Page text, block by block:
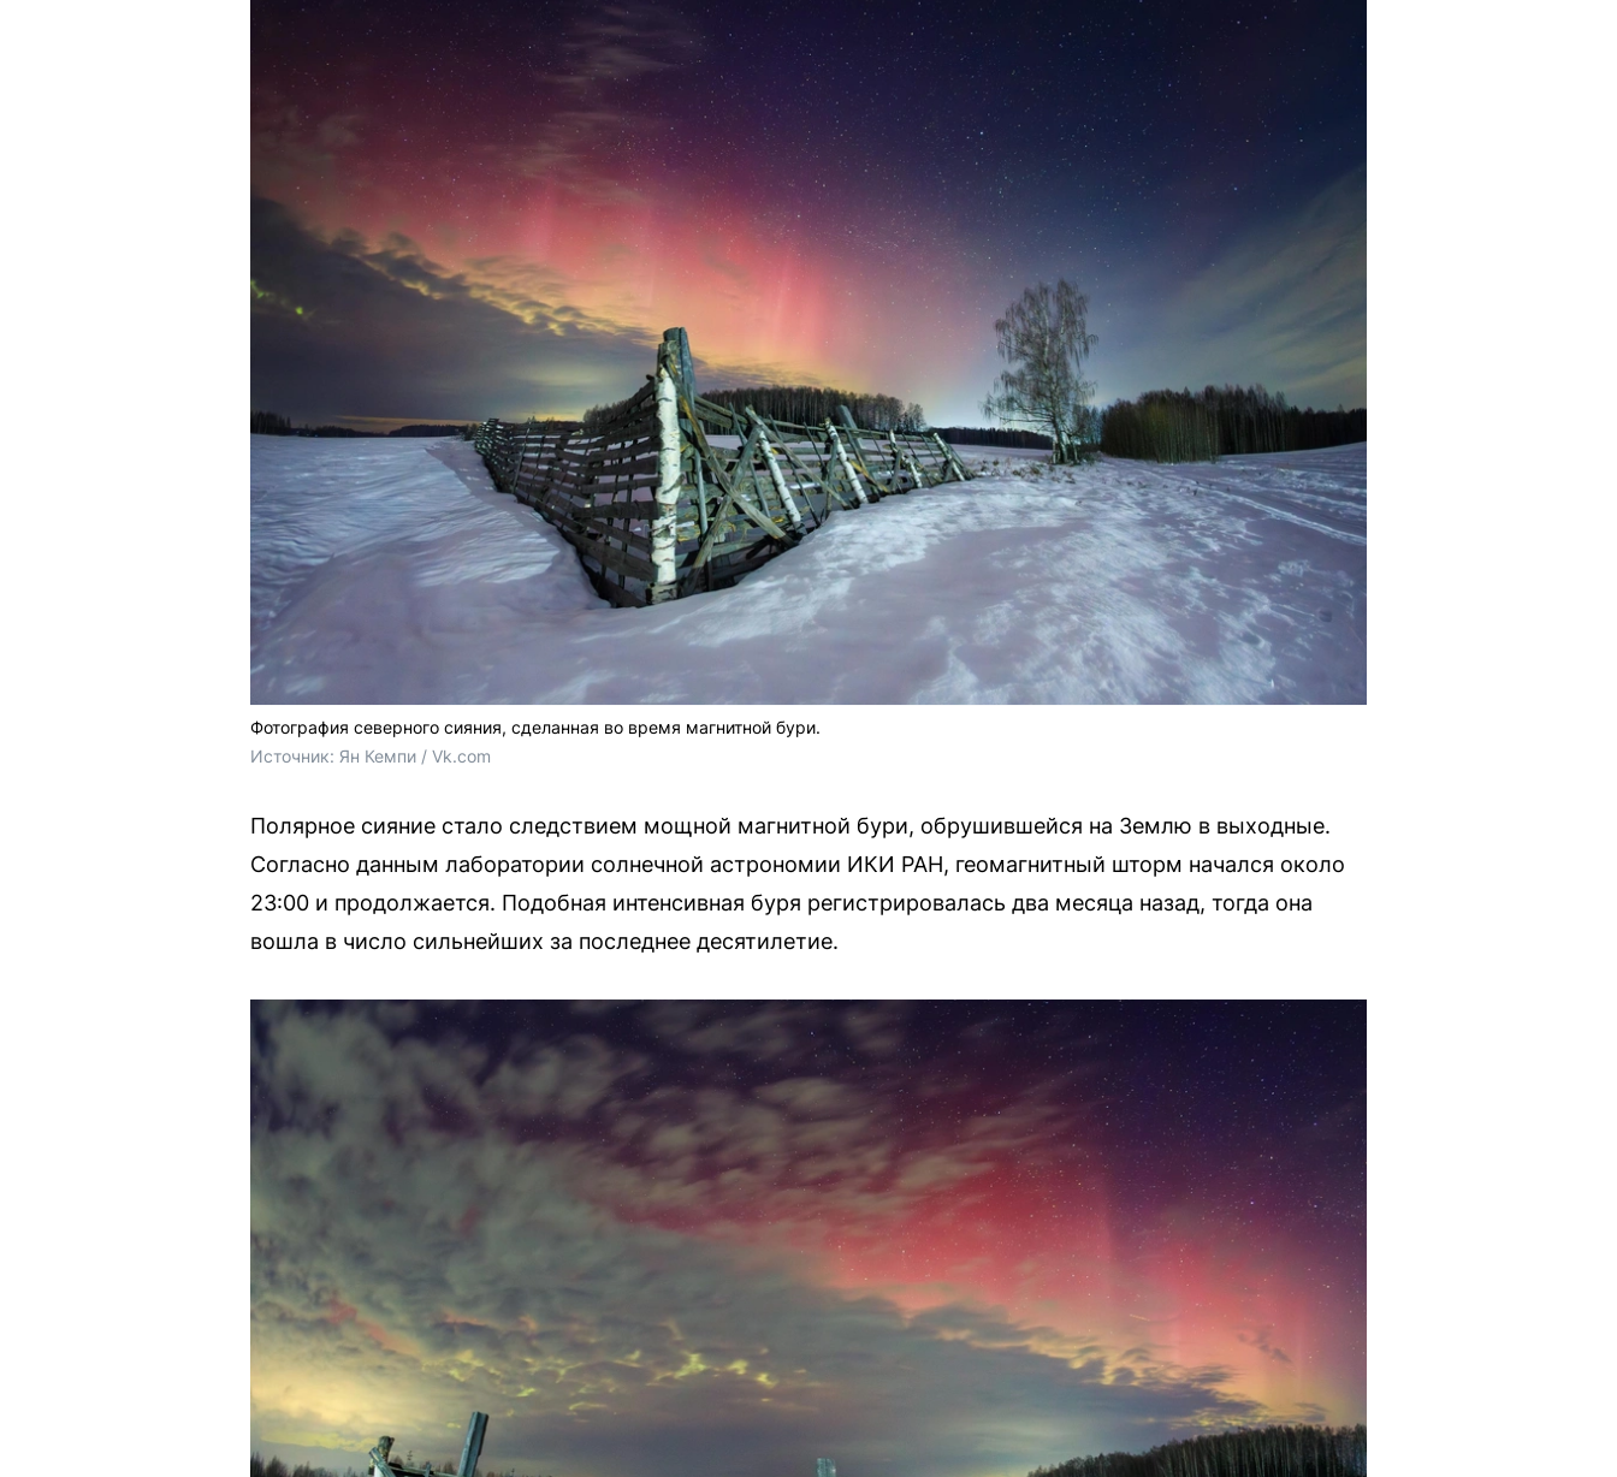
Фотография северного сияния, сделанная во время магнитной бури.
Источник: Ян Кемпи / Vk.com
Полярное сияние стало следствием мощной магнитной бури, обрушившейся на Землю в выходные.
Согласно данным лаборатории солнечной астрономии ИКИ РАН, геомагнитный шторм начался около
23:00 и продолжается. Подобная интенсивная буря регистрировалась два месяца назад, тогда она
вошла в число сильнейших за последнее десятилетие.